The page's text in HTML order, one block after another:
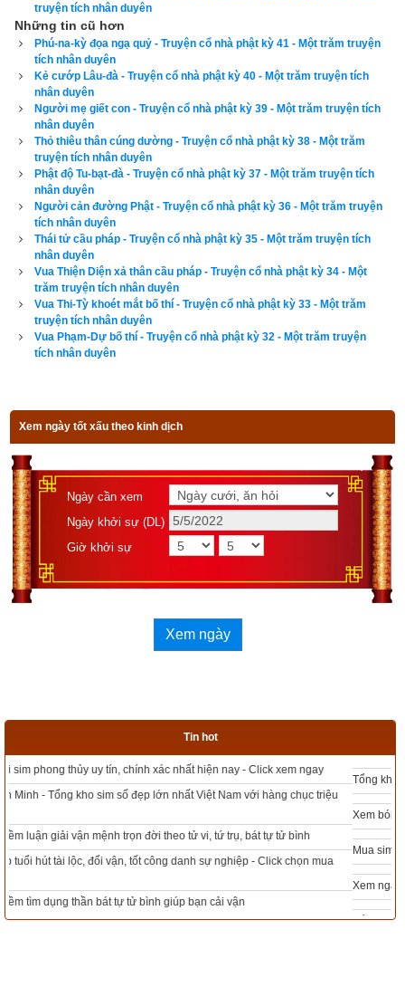
Ngày cần xem
Ngày khởi sự (DL)
Giờ khởi sự
Tác giả bài viết:Thầy Uri – Tổng biên tập chuyên mục giác ngộ
Nguồn tin:Trích từ cuốn Sách Một trăm truyện tích nhân duyên
truyện tích nhân duyên
Những tin cũ hơn
Phú-na-kỳ đọa ngạ quỷ - Truyện cổ nhà phật kỳ 41 - Một trăm truyện
tích nhân duyên
Kẻ cướp Lâu-đà - Truyện cổ nhà phật kỳ 40 - Một trăm truyện tích
nhân duyên
Người mẹ giết con - Truyện cổ nhà phật kỳ 39 - Một trăm truyện tích
nhân duyên
Thỏ thiêu thân cúng dường - Truyện cổ nhà phật kỳ 38 - Một trăm
truyện tích nhân duyên
Phật độ Tu-bạt-đà - Truyện cổ nhà phật kỳ 37 - Một trăm truyện tích
nhân duyên
Người cản đường Phật - Truyện cổ nhà phật kỳ 36 - Một trăm truyện
tích nhân duyên
Thái tử cầu pháp - Truyện cổ nhà phật kỳ 35 - Một trăm truyện tích
nhân duyên
Vua Thiện Diện xả thân cầu pháp - Truyện cổ nhà phật kỳ 34 - Một
trăm truyện tích nhân duyên
Vua Thi-Tỳ khoét mắt bố thí - Truyện cổ nhà phật kỳ 33 - Một trăm
truyện tích nhân duyên
Vua Phạm-Dự bố thí - Truyện cổ nhà phật kỳ 32 - Một trăm truyện
tích nhân duyên
Xem ngày tốt xấu theo kinh dịch
Ngày cần xem
Ngày khởi sự (DL)
Giờ khởi sự
Xem ngày
Tin hot
Tổng kho sim phong thủy - Sim hợp tuổi - Sim hợp mệnh giá rẻ nhất thị trường
Mua sim Thần tài, Thần tài theo bạn! Giao sim miễn phí
Tổng Kho Sim Năm sinh 0x - 9x - 8x -7x -6x giá rẻ nhất thị trường - Click xem